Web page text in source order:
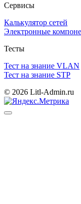
Сервисы
Калькулятор сетей
Электронные
Тесты
Тест на знание VLAN
Тест на знание STP
© 2026 Litl-Admin.ru